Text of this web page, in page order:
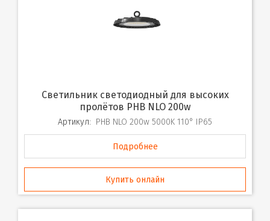
Светильник светодиодный для высоких
пролётов PHB NLO 200w
Артикул: PHB NLO 200w 5000K 110° IP65
Подробнее
Купить онлайн